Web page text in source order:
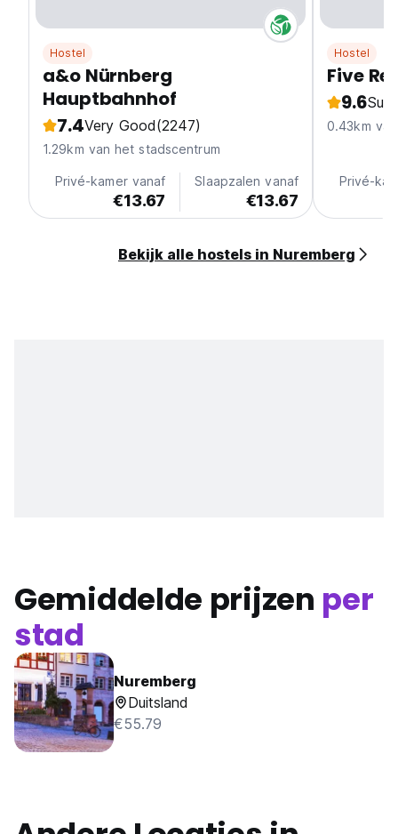
Hostel
a&o Nürnberg
Hauptbahnhof
7.4Very Good(2247)
1.29km van het stadscentrum
Privé-kamer vanaf
€13.67
Slaapzalen vanaf
€13.67
Hostel
Five
9.6
0.43km
Privé-
Bekijk alle hostels in Nuremberg
Gemiddelde prijzen per
stad
Nuremberg
Duitsland
€55.79